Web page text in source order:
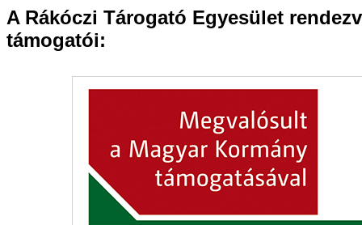
A Rákóczi Tárogató Egyesület
támogatói: